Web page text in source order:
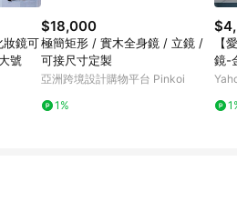
妝鏡可
號
$18,000
極簡矩形 / 實木全身鏡 / 立鏡 /
可接尺寸定製
亞洲跨境設計購物平台 Pinkoi
1%
【
鏡-